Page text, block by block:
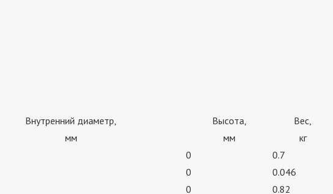
Внутренний диаметр,
мм
Высота,
мм
Вес,
кг
0
0.7
0
0.046
0
0.82